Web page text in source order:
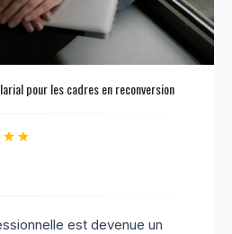
pour les cadres en reconversion
est devenue un